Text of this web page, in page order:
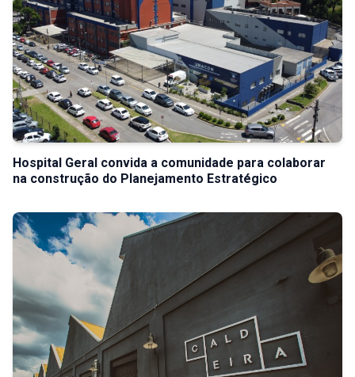
Hospital Geral convida a comunidade para colaborar
na construção do Planejamento Estratégico